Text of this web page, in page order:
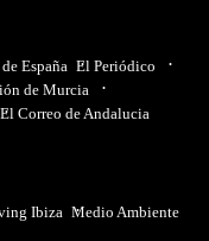
España El Periódico
de Murcia
El Correo de Andalucia
Ibiza Medio Ambiente